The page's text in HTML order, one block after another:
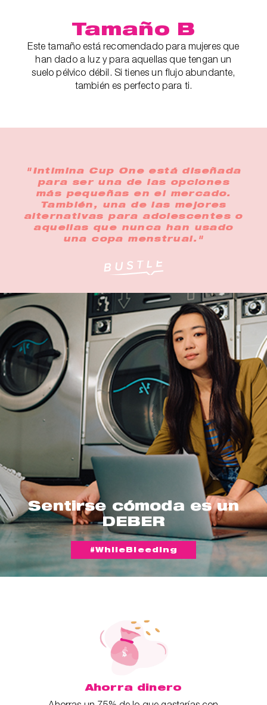
Tamaño B
Este tamaño está recomendado para mujeres que
han dado a luz y para aquellas que tengan un
suelo pélvico débil. Si tienes un flujo abundante,
también es perfecto para ti.
"Intimina Cup One está diseñada
para ser una de las opciones
más pequeñas en el mercado.
También, una de las mejores
alternativas para adolescentes o
aquellas que nunca han usado
una copa menstrual."
Sentirse cómoda es un
DEBER
#WhileBleeding
Ahorra dinero